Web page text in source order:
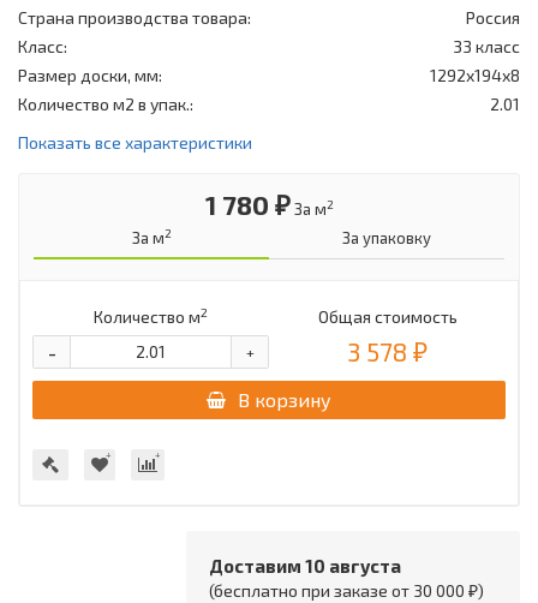
Страна производства товара:
Россия
Класс:
33 класс
Размер доски, мм:
1292x194x8
Количество м2 в упак.:
2.01
Показать все характеристики
1 780 ₽ За м2
За м2 За упаковку
Количество м2
+
-
Общая стоимость
3 578 ₽
В корзину
Доставим 10 августа
(бесплатно при заказе от 30 000 ₽)